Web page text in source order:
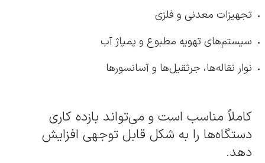
تجهیزات معدنی و فلزی
سیستم‌های تهویه مطبوع و پمپاژ آب
نوار نقاله‌ها، جرثقیل‌ها و آسانسورها
کاملاً مناسب است و می‌تواند بازده کاری
دستگاه‌ها را به شکل قابل توجهی افزایش
دهد.